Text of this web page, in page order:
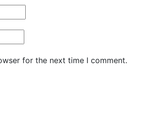
for the next time I comment.